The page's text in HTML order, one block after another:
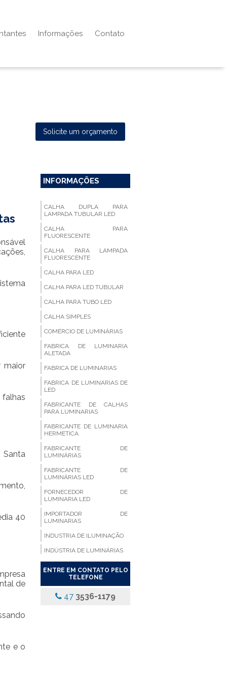
Informações Contato
maior
Santa
40
de
e o
Solicite um orçamento
INFORMAÇÕES
CALHA DUPLA PARA
LAMPADA TUBULAR LED
CALHA PARA
FLUORESCENTE
CALHA PARA LAMPADA
FLUORESCENTE
CALHA PARA LED
CALHA PARA LED TUBULAR
CALHA PARA TUBO LED
CALHA SIMPLES
COMÉRCIO DE LUMINÁRIAS
FABRICA DE LUMINARIA
ALETADA
FABRICA DE LUMINARIAS
FABRICA DE LUMINARIAS DE
LED
FABRICANTE DE CALHAS
PARA LUMINARIAS
FABRICANTE DE LUMINARIA
HERMETICA
FABRICANTE DE
LUMINÁRIAS
FABRICANTE DE
LUMINÁRIAS LED
FORNECEDOR DE
LUMINARIA LED
IMPORTADOR DE
LUMINARIAS
INDUSTRIA DE ILUMINAÇÃO
INDÚSTRIA DE LUMINÁRIAS
LUMINARIA ALETADA 2X18
LED
LUMINARIA ALETADA
ENTRE EM CONTATO PELO
TELEFONE
47 3536-1179